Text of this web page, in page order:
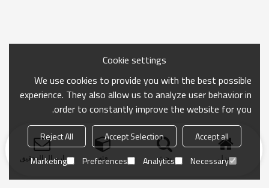
منزل بحث فئة ارسال التحقيق
Cookie settings
We use cookies to provide you with the best possible
experience. They also allow us to analyze user behavior in
order to constantly improve the website for you.
Accept all
Accept Selection
Reject All
Necessary
Analytics
Preferences
Marketing